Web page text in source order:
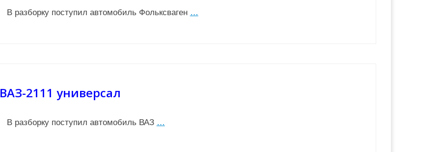
В разборку поступил автомобиль Фольксваген …
ВАЗ-2111 универсал
В разборку поступил автомобиль ВАЗ …